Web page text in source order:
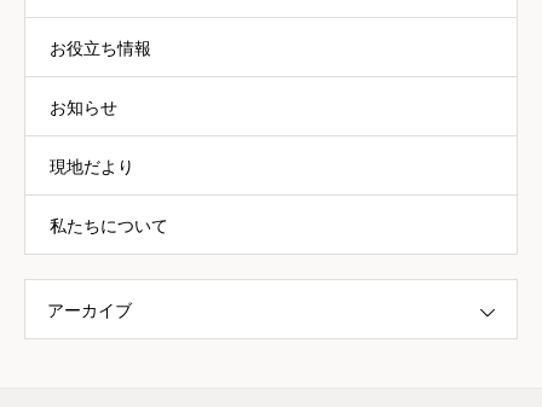
お役立ち情報
お知らせ
現地だより
私たちについて
アーカイブ